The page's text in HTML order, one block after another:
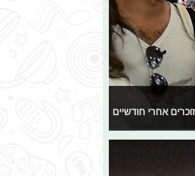
אחרי חודשיים